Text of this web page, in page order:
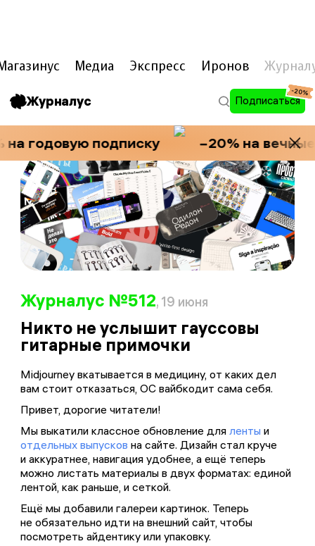
Медиа Экспресс Иронов
Журналус Подписаться
-20%
годовую подписку −20% на вечные
Журналус №512, 19 июня
Никто не услышит гауссовы
гитарные примочки
Midjourney вкатывается в медицину, от каких дел
вам стоит отказаться, ОС вайбкодит сама себя.
Привет, дорогие читатели!
Мы выкатили классное обновление для ленты и
отдельных выпусков на сайте. Дизайн стал круче
и аккуратнее, навигация удобнее, а ещё теперь
можно листать материалы в двух форматах: единой
лентой, как раньше, и сеткой.
Ещё мы добавили галереи картинок. Теперь
не обязательно идти на внешний сайт, чтобы
посмотреть айдентику или упаковку.